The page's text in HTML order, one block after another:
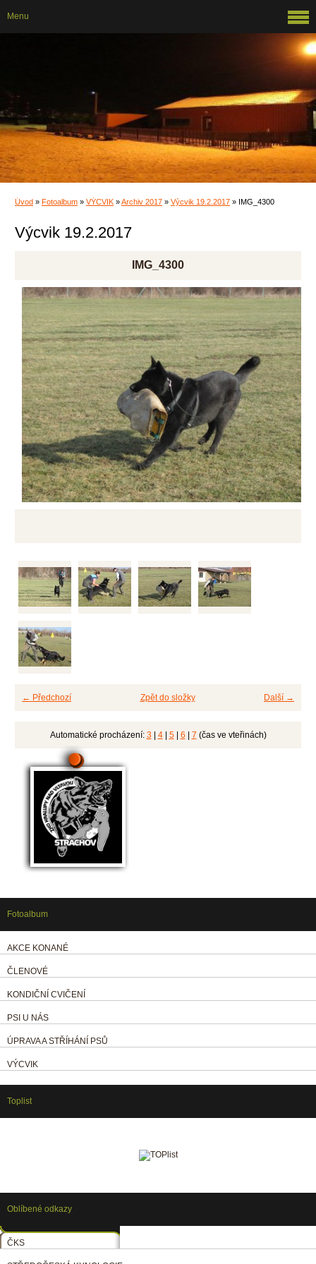
Úvod » Fotoalbum » VÝCVIK »Archiv 2017 » Výcvik 19.2.2017 » IMG_4300
Výcvik 19.2.2017
IMG_4300
← Předchozí Další →
Zpět do složky
Automatické procházení: 3 | 4| 5| 6 | 7 (čas ve vteřinách)
Menu
Fotoalbum
AKCE KONANÉ
ČLENOVÉ
KONDIČNÍ CVIČENÍ
PSI U NÁS
ÚPRAVA A STŘÍHÁNÍ PSŮ
VÝCVIK
Toplist
Oblíbené odkazy
ČKS